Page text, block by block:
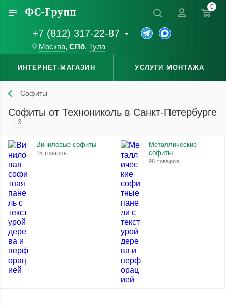
+7 (812) 317-22-87
Москва, СПб, Тула
0
ИНТЕРНЕТ-МАГАЗИН УСЛУГИ МОНТАЖА
Софиты
Софиты от Технониколь в Санкт-Петербурге
3
Виниловые софиты
15 товаров
Металлические
софиты
98 товаров